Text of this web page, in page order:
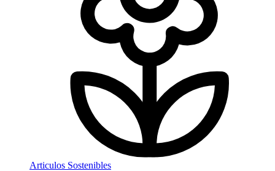
Articulos Sostenibles